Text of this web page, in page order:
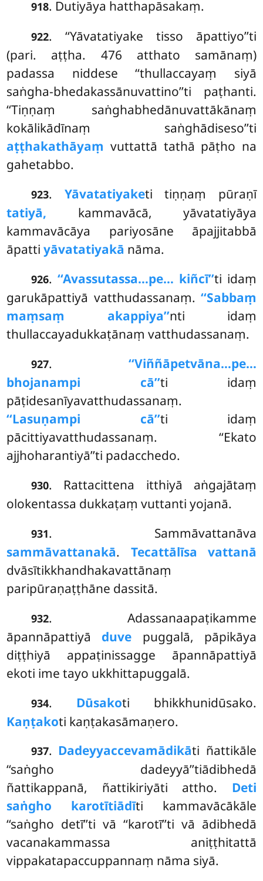
918. Dutiyāya hatthapāsakaṃ.
922. ‘‘Yāvatatiyake tisso āpattiyo’’ti
(pari. aṭṭha. 476 atthato samānaṃ)
padassa niddese ‘‘thullaccayaṃ siyā
saṅgha-bhedakassānuvattino’’ti paṭhanti.
‘‘Tiṇṇaṃ saṅghabhedānuvattākānaṃ
kokālikādīnaṃ saṅghādiseso’’ti
aṭṭhakathāyaṃ vuttattā tathā pāṭho na
gahetabbo.
923. Yāvatatiyaketi tiṇṇaṃ pūraṇī
tatiyā, kammavācā, yāvatatiyāya
kammavācāya pariyosāne āpajjitabbā
āpattiyāvatatiyakā nāma.
926. ‘‘Avassutassa…pe… kiñcī’’ti idaṃ
garukāpattiyā vatthudassanaṃ. ‘‘Sabbaṃ
maṃsaṃ akappiya’’nti idaṃ
thullaccayadukkaṭānaṃ vatthudassanaṃ.
927. ‘‘Viññāpetvāna…pe…
bhojanampi cā’’ti idaṃ
pāṭidesanīyavatthudassanaṃ.
‘‘Lasuṇampi cā’’ti idaṃ
pācittiyavatthudassanaṃ. ‘‘Ekato
ajjhoharantiyā’’ti padacchedo.
930. Rattacittena itthiyā aṅgajātaṃ
olokentassa dukkaṭaṃ vuttanti yojanā.
931. Sammāvattanāva
sammāvattanakā. Tecattālīsa vattanā
dvāsītikkhandhakavattānaṃ
paripūraṇaṭṭhāne dassitā.
932. Adassanaapaṭikamme
āpannāpattiyā duve puggalā, pāpikāya
diṭṭhiyā appaṭinissagge āpannāpattiyā
ekoti ime tayo ukkhittapuggalā.
934. Dūsakoti bhikkhunidūsako.
Kaṇṭakoti kaṇṭakasāmaṇero.
937. Dadeyyaccevamādikāti ñattikāle
‘‘saṅgho dadeyyā’’tiādibhedā
ñattikappanā, ñattikiriyāti attho. Deti
saṅgho karotītiādīti kammavācākāle
‘‘saṅgho detī’’ti vā ‘‘karotī’’ti vā ādibhedā
vacanakammassa aniṭṭhitattā
vippakatapaccuppannaṃ nāma siyā.